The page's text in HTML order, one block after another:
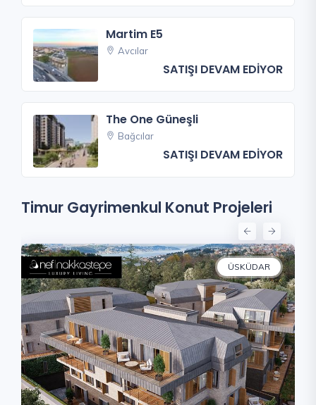
Martim E5
Avcılar
SATIŞI DEVAM EDİYOR
The One Güneşli
Bağcılar
SATIŞI DEVAM EDİYOR
Timur Gayrimenkul Konut Projeleri
ÜSKÜDAR